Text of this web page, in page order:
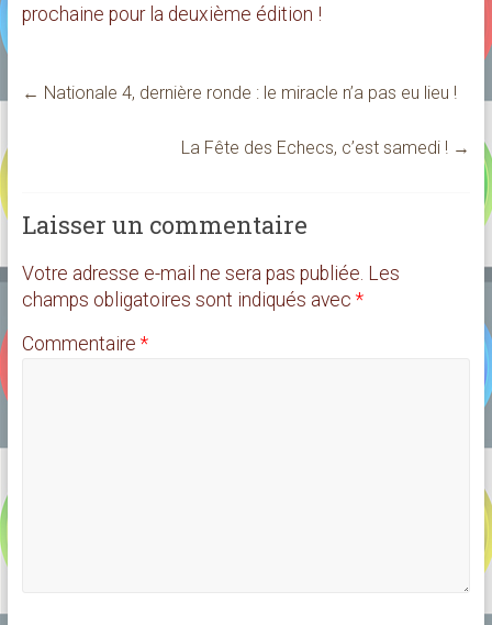
prochaine pour la deuxième édition !
← Nationale 4, dernière ronde : le miracle n’a pas eu lieu !
La Fête des Echecs, c’est samedi ! →
Laisser un commentaire
Votre adresse e-mail ne sera pas publiée. Les
champs obligatoires sont indiqués avec *
Commentaire *